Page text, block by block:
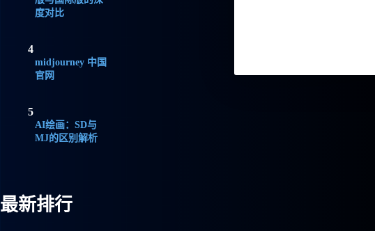
度对比
4
midjourney 中国
官网
5
AI绘画：SD与
MJ的区别解析
最新排行